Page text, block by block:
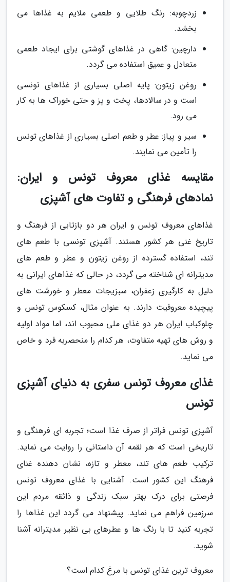
زردچوبه: رنگ طلایی و طعمی ملایم به غذاها می
بخشد.
دارچین: گاهی در غذاهای گوشتی برای ایجاد طعمی
متعادل و عمیق استفاده می گردد.
روغن زیتون: پایه اصلی بسیاری از غذاهای تونسی
است و در سالادها، پخت و پز و حتی خوراک ها به کار
می رود.
سیر و پیاز: عطر و طعم اصلی بسیاری از غذاهای تونس
را تأمین می نمایند.
مقایسه غذای معروف تونس و ایران:
نمادهای فرهنگی و تفاوت های آشپزی
غذاهای معروف تونس و ایران هر دو بازتابی از فرهنگ و
تاریخ غنی هر کشور هستند. آشپزی تونسی با طعم های
تند، استفاده گسترده از روغن زیتون و عطر و طعم های
مدیترانه ای شناخته می گردد، در حالی که غذاهای ایرانی به
دلیل به کارگیری زعفران، سبزیجات معطر و خورشت های
پیچیده معروفیت دارند. به عنوان مثال، کسکوس تونس و
چلوکباب ایران هر دو غذای ملی محبوب اند، اما مواد اولیه
و روش های تهیه متفاوت، هر کدام را منحصربه فرد و خاص
می نماید.
غذای معروف تونس سفری به دنیای آشپزی
تونس
آشپزی تونس فراتر از صرف غذا است؛ تجربه ای فرهنگی و
تاریخی است که هر لقمه آن داستانی را روایت می نماید.
ترکیب طعم های تند، معطر و تازه، نشان دهنده غنای
فرهنگ این کشور است. آشنایی با غذای معروف تونس
فرصتی برای درک بهتر سبک زندگی و ذائقه مردم این
سرزمین فراهم می نماید. پیشنهاد می گردد این غذاها را
تجربه کنید تا با رنگ ها و عطرهای بی نظیر مدیترانه آشنا
شوید.
معروف ترین غذای تونس با مرغ کدام است؟